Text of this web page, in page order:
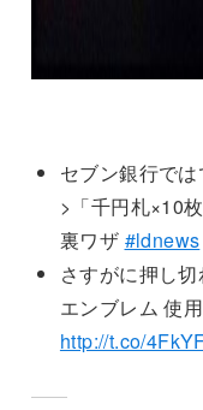
セブン銀行では
>「千円札×10
裏ワザ #ldnews
さすがに押し
エンブレム 使
http://t.co/